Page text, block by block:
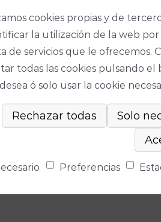
en la emergencia de
cookies propias y de
la utilización de la web
de servicios que le ofrecemos.
todas las cookies pulsando el
ó solo usar la cookie
Preferencias